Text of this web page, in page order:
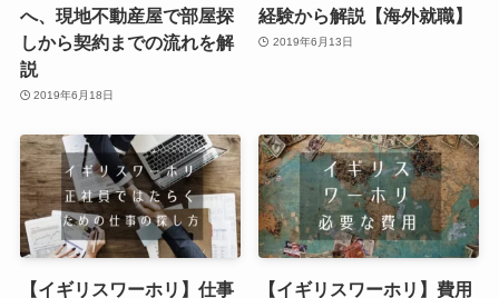
へ、現地不動産屋で部屋探
しから契約までの流れを解
説
2019年6月18日
経験から解説【海外就職】
2019年6月13日
【イギリスワーホリ】仕事
【イギリスワーホリ】費用